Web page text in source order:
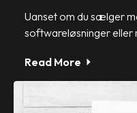
Uanset om du sælger
softwareløsninger eller
Read More